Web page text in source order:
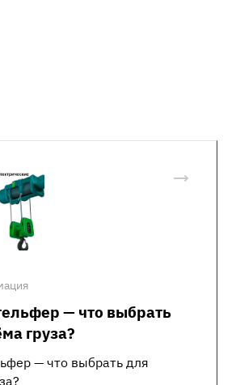
— что выбрать
груза?
— что выбрать для